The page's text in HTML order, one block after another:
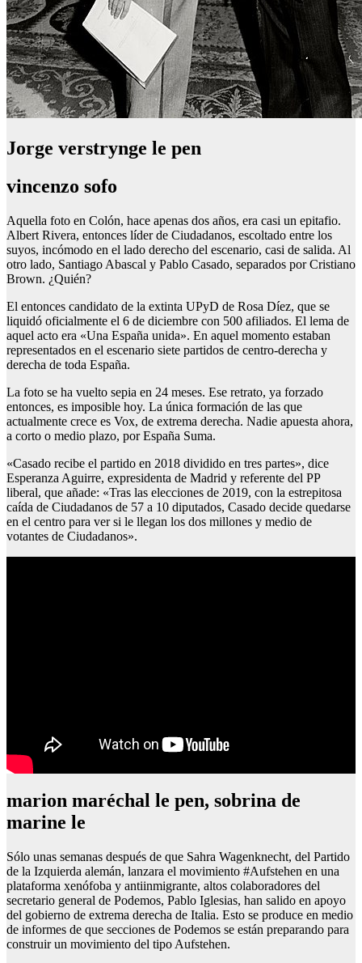
Jorge verstrynge le pen
vincenzo sofo
Aquella foto en Colón, hace apenas dos años, era casi un epitafio.
Albert Rivera, entonces líder de Ciudadanos, escoltado entre los
suyos, incómodo en el lado derecho del escenario, casi de salida. Al
otro lado, Santiago Abascal y Pablo Casado, separados por Cristiano
Brown. ¿Quién?
El entonces candidato de la extinta UPyD de Rosa Díez, que se
liquidó oficialmente el 6 de diciembre con 500 afiliados. El lema de
aquel acto era «Una España unida». En aquel momento estaban
representados en el escenario siete partidos de centro-derecha y
derecha de toda España.
La foto se ha vuelto sepia en 24 meses. Ese retrato, ya forzado
entonces, es imposible hoy. La única formación de las que
actualmente crece es Vox, de extrema derecha. Nadie apuesta ahora,
a corto o medio plazo, por España Suma.
«Casado recibe el partido en 2018 dividido en tres partes», dice
Esperanza Aguirre, expresidenta de Madrid y referente del PP
liberal, que añade: «Tras las elecciones de 2019, con la estrepitosa
caída de Ciudadanos de 57 a 10 diputados, Casado decide quedarse
en el centro para ver si le llegan los dos millones y medio de
votantes de Ciudadanos».
marion maréchal le pen, sobrina de
marine le
Sólo unas semanas después de que Sahra Wagenknecht, del Partido
de la Izquierda alemán, lanzara el movimiento #Aufstehen en una
plataforma xenófoba y antiinmigrante, altos colaboradores del
secretario general de Podemos, Pablo Iglesias, han salido en apoyo
del gobierno de extrema derecha de Italia. Esto se produce en medio
de informes de que secciones de Podemos se están preparando para
construir un movimiento del tipo Aufstehen.